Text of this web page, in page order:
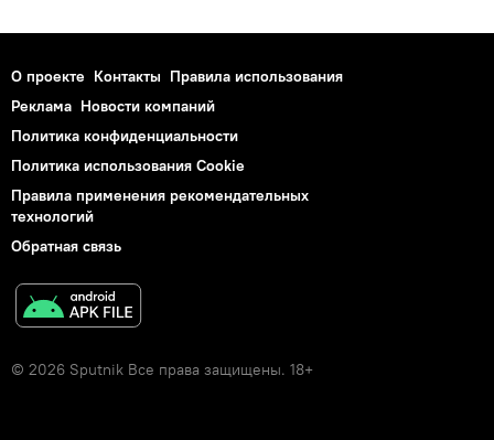
О проекте Контакты Правила использования
Реклама Новости компаний
Политика конфиденциальности
Политика использования Cookie
Правила применения рекомендательных
технологий
Обратная связь
© 2026 Sputnik Все права защищены. 18+